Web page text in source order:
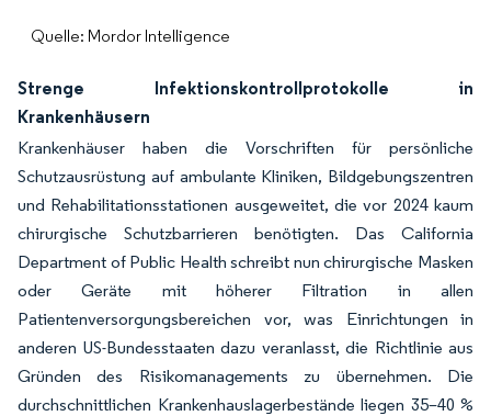
Quelle: Mordor Intelligence
Strenge Infektionskontrollprotokolle in
Krankenhäusern
Krankenhäuser haben die Vorschriften für persönliche
Schutzausrüstung auf ambulante Kliniken, Bildgebungszentren
und Rehabilitationsstationen ausgeweitet, die vor 2024 kaum
chirurgische Schutzbarrieren benötigten. Das California
Department of Public Health schreibt nun chirurgische Masken
oder Geräte mit höherer Filtration in allen
Patientenversorgungsbereichen vor, was Einrichtungen in
anderen US-Bundesstaaten dazu veranlasst, die Richtlinie aus
Gründen des Risikomanagements zu übernehmen. Die
durchschnittlichen Krankenhauslagerbestände liegen 35–40 %